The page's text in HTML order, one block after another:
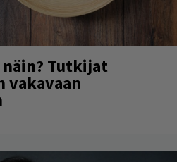
Tutkijat
vakavaan